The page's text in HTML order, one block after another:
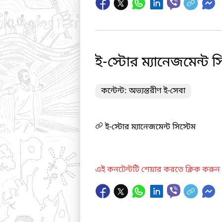
ই-স্টোর ম্যানেজমেন্ট
কন্টেন্ট: অভ্যন্তরীণ ই-সেবা
ই-স্টোর ম্যানেজমেন্ট সিস্টেম
এই কনটেন্টটি শেয়ার করতে ক্লিক করুন